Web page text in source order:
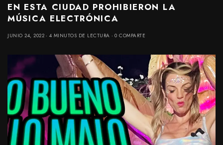
EN ESTA CIUDAD PROHIBIERON LA
MÚSICA ELECTRÓNICA
JUNIO 24, 2022 4 MINUTOS DE LECTURA 0 COMPARTE